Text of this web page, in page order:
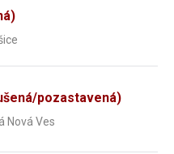
pozastavená)
Nová Ves